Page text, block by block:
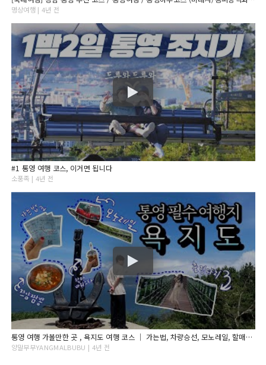
명상여행 | 4년 전
#1 통영 여행 코스, 이거면 됩니다
소풍족 | 4년 전
통영 여행 가볼만한 곳 , 욕지도 여행 코스 ｜ 가는법, 차량승선, 모노레일, 할매바리스타, 출렁다리, 한양식당
양말부부YANGMALBUBU | 4년 전